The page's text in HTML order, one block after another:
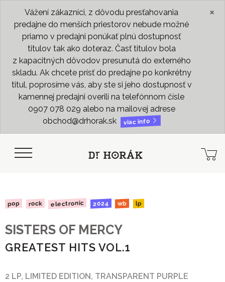
Vážení zákazníci, z dôvodu presťahovania
predajne do menších priestorov nebude možné
priamo v predajni ponúkať plnú dostupnosť
titulov tak ako doteraz. Časť titulov bola
z kapacitných dôvodov presunutá do externého
skladu. Ak chcete prísť do predajne po konkrétny
titul, poprosíme vás, aby ste si jeho dostupnosť v
kamennej predajni overili na telefónnom čísle
0907 078 029 alebo na mailovej adrese
obchod@drhorak.sk
viac info
×
pop rock electronic 2024 wb lp
SISTERS OF MERCY
GREATEST HITS VOL.1
2 LP, LIMITED EDITION, TRANSPARENT PURPLE